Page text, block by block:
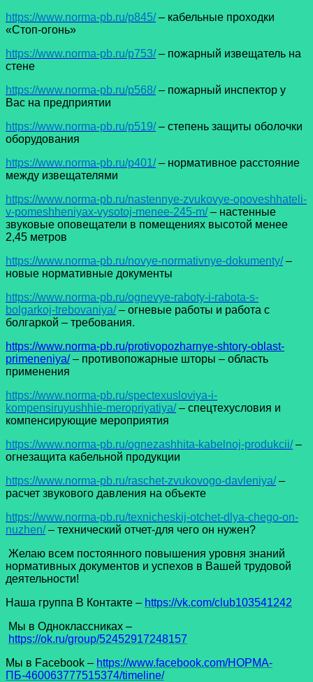
https://www.norma-pb.ru/p845/– кабельные проходки
«Стоп-огонь»
https://www.norma-pb.ru/p753/– пожарный извещатель на
стене
https://www.norma-pb.ru/p568/– пожарный инспектор у
Вас на предприятии
https://www.norma-pb.ru/p519/– степень защиты оболочки
оборудования
https://www.norma-pb.ru/p401/– нормативное расстояние
между извещателями
https://www.norma-pb.ru/nastennye-zvukovye-opoveshhateli-
v-pomeshheniyax-vysotoj-menee-245-m/– настенные
звуковые оповещатели в помещениях высотой менее
2,45 метров
https://www.norma-pb.ru/novye-normativnye-dokumenty/–
новые нормативные документы
https://www.norma-pb.ru/ognevye-raboty-i-rabota-s-
bolgarkoj-trebovaniya/– огневые работы и работа с
болгаркой – требования.
https://www.norma-pb.ru/protivopozharnye-shtory-oblast-
primeneniya/– противопожарные шторы – область
применения
https://www.norma-pb.ru/spectexusloviya-i-
kompensiruyushhie-meropriyatiya/– спецтехусловия и
компенсирующие мероприятия
https://www.norma-pb.ru/ognezashhita-kabelnoj-produkcii/–
огнезащита кабельной продукции
https://www.norma-pb.ru/raschet-zvukovogo-davleniya/–
расчет звукового давления на объекте
https://www.norma-pb.ru/texnicheskij-otchet-dlya-chego-on-
nuzhen/– технический отчет-для чего он нужен?
Желаю всем постоянного повышения уровня знаний
нормативных документов и успехов в Вашей трудовой
деятельности!
Наша группа В Контакте – https://vk.com/club103541242
Мы в Одноклассниках –
https://ok.ru/group/52452917248157
Мы в Facеbook – https://www.facebook.com/НОРМА-
ПБ-460063777515374/timeline/